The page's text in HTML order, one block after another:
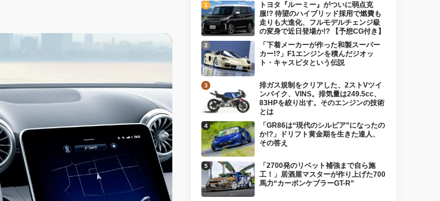
トヨタ『ルーミー』がついに弱点克
服!? 待望のハイブリッド採用で燃費も
走りも大進化、フルモデルチェンジ級
の変身で近日登場か!? 【予想CG付き】
「下着メーカーが作った和製スーパー
カー!?」F1エンジンを積んだジオッ
ト・キャスピタという伝説
排ガス規制をクリアした、2ストVツイ
ンバイク、VINS。排気量は249.5cc、
83HPを絞り出す。そのエンジンの技術
とは
「GR86は“現代のシルビア”になったの
か!?」ドリフト黄金期を生きた達人、
その答え
「2700発のリベット補強まで自ら施
工！」居酒屋マスターが作り上げた700
馬力“カーボンケブラーGT-R”